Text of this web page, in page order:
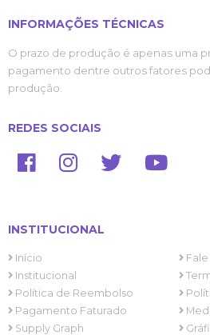
INFORMAÇÕES TÉCNICAS
O prazo de produção é apenas uma
pagamento dentre outros fatores
produção.
REDES SOCIAIS
INSTITUCIONAL
Início
Institucional
Política de Reembolso
Pagamento Faturado
Supply Graph